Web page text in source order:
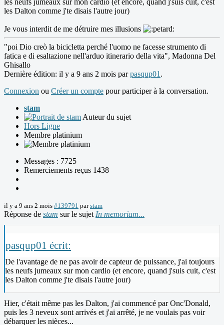
les Dalton comme j'te disais l'autre jour)
Je vous interdit de me détruire mes illusions
"poi Dio creò la bicicletta perché l'uomo ne facesse strumento di
fatica e di esaltazione nell'arduo itinerario della vita", Madonna Del
Ghisallo
Dernière édition: il y a 9 ans 2 mois parpasqup01 .
Connexion ou Créer un compte pour participer à la conversation.
stam
Auteur du sujet
Hors Ligne
Membre platinium
Messages : 7725
Remerciements reçus 1438
il y a 9 ans 2 mois #139791 parstam
Réponse de stam sur le sujet In memoriam...
pasqup01 écrit:
De l'avantage de ne pas avoir de capteur de puissance, j'ai toujours
les neufs jumeaux sur mon cardio (et encore, quand j'suis cuit, c'est
les Dalton comme j'te disais l'autre jour)
Hier, c'était même pas les Dalton, j'ai commencé par Onc'Donald,
puis les 3 neveux sont arrivés et j'ai arrêté, je ne voulais pas voir
débarquer les nièces...